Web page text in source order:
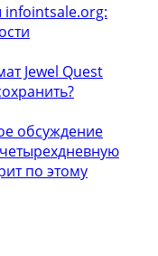
Jewel Quest
обсуждение
по этому